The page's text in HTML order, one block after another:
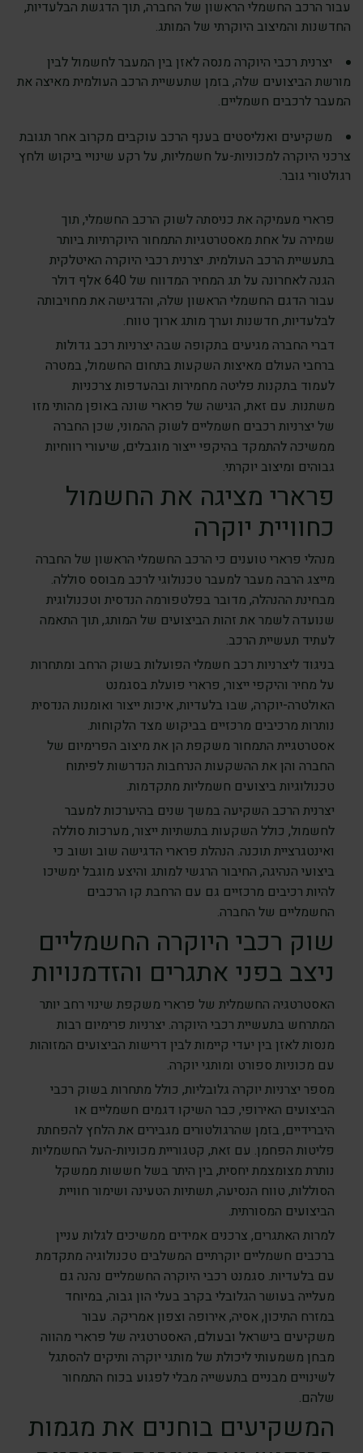
עבור הרכב החשמלי הראשון של החברה, תוך הדגשת הבלעדיות,
החדשנות והמיצוב היוקרתי של המותג.
יצרנית רכבי היוקרה מנסה לאזן בין המעבר לחשמול לבין
מורשת הביצועים שלה, בזמן שתעשיית הרכב העולמית מאיצה את
המעבר לרכבים חשמליים.
משקיעים ואנליסטים בענף הרכב עוקבים מקרוב אחר תגובת
צרכני היוקרה למכוניות-על חשמליות, על רקע שינויי ביקוש ולחץ
רגולטורי גובר.
פרארי מעמיקה את כניסתה לשוק הרכב החשמלי, תוך
שמירה על אחת מאסטרטגיות התמחור היוקרתיות ביותר
בתעשיית הרכב העולמית. יצרנית רכבי היוקרה האיטלקית
הגנה לאחרונה על תג המחיר המדווח של 640 אלף דולר
עבור הדגם החשמלי הראשון שלה, והדגישה את מחויבותה
לבלעדיות, חדשנות וערך מותג ארוך טווח.
דברי החברה מגיעים בתקופה שבה יצרניות רכב גדולות
ברחבי העולם מאיצות השקעות בתחום החשמול, במטרה
לעמוד בתקנות פליטה מחמירות ובהעדפות צרכניות
משתנות. עם זאת, הגישה של פרארי שונה באופן מהותי מזו
של יצרניות רכבים חשמליים לשוק ההמוני, שכן החברה
ממשיכה להתמקד בהיקפי ייצור מוגבלים, שיעורי רווחיות
גבוהים ומיצוב יוקרתי.
פרארי מציגה את החשמול
כחוויית יוקרה
מנהלי פרארי טוענים כי הרכב החשמלי הראשון של החברה
מייצג הרבה מעבר למעבר טכנולוגי לרכב מבוסס סוללה.
מבחינת ההנהלה, מדובר בפלטפורמה הנדסית וטכנולוגית
שנועדה לשמר את זהות הביצועים של המותג, תוך התאמה
לעתיד תעשיית הרכב.
בניגוד ליצרניות רכב חשמלי הפועלות בשוק הרחב ומתחרות
על מחיר והיקפי ייצור, פרארי פועלת בסגמנט
האולטרה-יוקרה, שבו בלעדיות, איכות ייצור ואומנות הנדסית
נותרות מרכיבים מרכזיים בביקוש מצד הלקוחות.
אסטרטגיית התמחור משקפת הן את מיצוב הפרימיום של
החברה והן את ההשקעות הנרחבות הנדרשות לפיתוח
טכנולוגיות ביצועים חשמליות מתקדמות.
יצרנית הרכב השקיעה במשך שנים בהיערכות למעבר
לחשמול, כולל השקעות בתשתיות ייצור, מערכות סוללה
ואינטגרציית תוכנה. הנהלת פרארי הדגישה שוב ושוב כי
ביצועי הנהיגה, החיבור הרגשי למותג והיצע מוגבל ימשיכו
להיות רכיבים מרכזיים גם עם הרחבת קו הרכבים
החשמליים של החברה.
שוק רכבי היוקרה החשמליים
ניצב בפני אתגרים והזדמנויות
האסטרטגיה החשמלית של פרארי משקפת שינוי רחב יותר
המתרחש בתעשיית רכבי היוקרה. יצרניות פרימיום רבות
מנסות לאזן בין יעדי קיימות לבין דרישות הביצועים המזוהות
עם מכוניות ספורט ומותגי יוקרה.
מספר יצרניות יוקרה גלובליות, כולל מתחרות בשוק רכבי
הביצועים האירופי, כבר השיקו דגמים חשמליים או
היברידיים, בזמן שהרגולטורים מגבירים את הלחץ להפחתת
פליטות הפחמן. עם זאת, קטגוריית מכוניות-העל החשמליות
נותרת מצומצמת יחסית, בין היתר בשל חששות ממשקל
הסוללות, טווח הנסיעה, תשתיות הטעינה ושימור חוויית
הביצועים המסורתית.
למרות האתגרים, צרכנים אמידים ממשיכים לגלות עניין
ברכבים חשמליים יוקרתיים המשלבים טכנולוגיה מתקדמת
עם בלעדיות. סגמנט רכבי היוקרה החשמליים נהנה גם
מעלייה בעושר הגלובלי בקרב בעלי הון גבוה, במיוחד
במזרח התיכון, אסיה, אירופה וצפון אמריקה. עבור
משקיעים בישראל ובעולם, האסטרטגיה של פרארי מהווה
מבחן משמעותי ליכולת של מותגי יוקרה ותיקים להסתגל
לשינויים מבניים בתעשייה מבלי לפגוע בכוח התמחור
שלהם.
המשקיעים בוחנים את מגמות